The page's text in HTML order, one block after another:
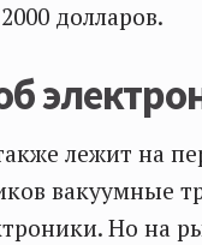
долларов.
лежит на
вакуумные
Но на